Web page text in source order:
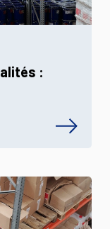
: